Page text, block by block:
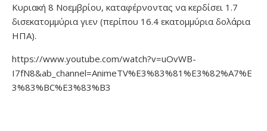
Κυριακή 8 Νοεμβρίου, καταφέρνοντας να κερδίσει 1.7
δισεκατομμύρια γιεν (περίπου 16.4 εκατομμύρια δολάρια
ΗΠΑ).
https://www.youtube.com/watch?v=uOvWB-
I7fN8&ab_channel=AnimeTV%E3%83%81%E3%82%A7%E
3%83%BC%E3%83%B3